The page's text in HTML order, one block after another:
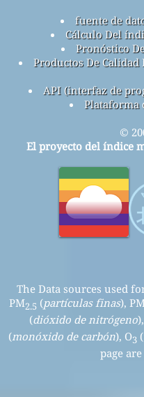
fuente de
Cálculo Del
Pronóstico
Productos De
API (interfaz de
Plataforma
©
El proyecto del índice
The Data sources used
PM2.5 (partículas finas),
(dióxido de nitrógeno
(monóxido de carbón), O3 (
page